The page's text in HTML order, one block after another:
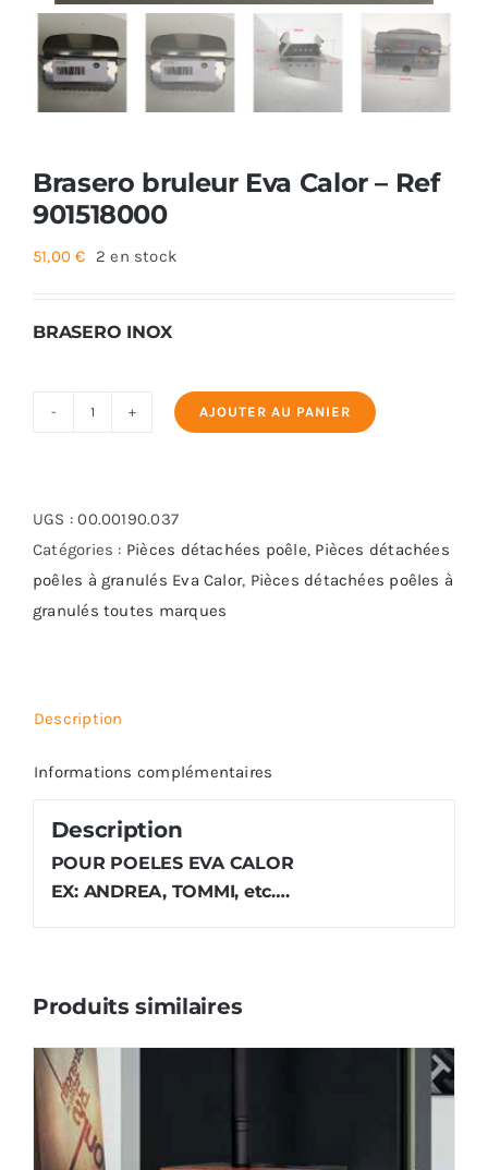
Brasero bruleur Eva Calor – Ref
901518000
51,00€ 2 en stock
BRASERO INOX
bruleur
Eva
Calor
-
AJOUTER AU PANIER
UGS :00.00190.037
Catégories : Pièces détachées poêle, Pièces détachées
poêles à granulés Eva Calor, Pièces détachées poêles à
granulés toutes marques
Description
Informations complémentaires
Description
POUR POELES EVA CALOR
EX: ANDREA, TOMMI, etc….
Produits similaires